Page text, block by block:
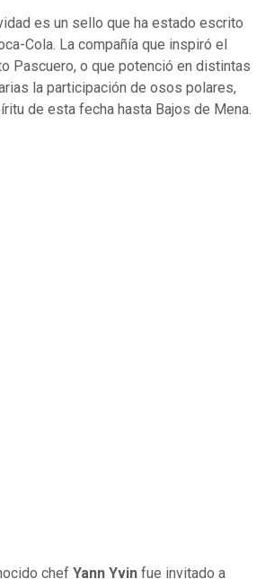
es un sello que ha estado escrito
Cola. La compañía que inspiró el
Pascuero, o que potenció en distintas
la participación de osos polares,
de esta fecha hasta Bajos de Mena.
chef Yann Yvin fue invitado a